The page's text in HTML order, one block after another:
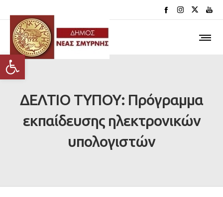
Ανοίξτε τη γραμμή εργαλείων
ΔΕΛΤΙΟ ΤΥΠΟΥ: Πρόγραμμα
εκπαίδευσης ηλεκτρονικών
υπολογιστών